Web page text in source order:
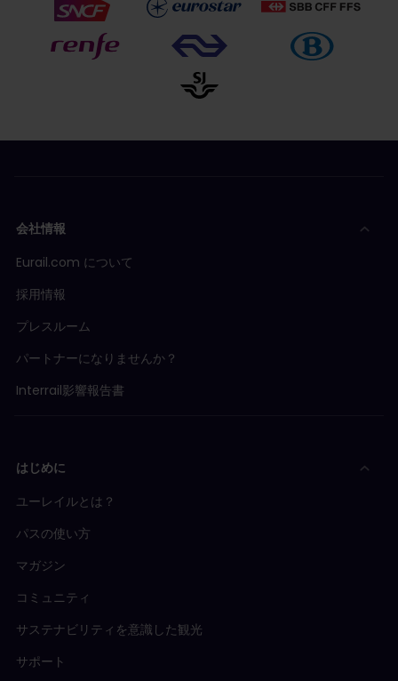
会社情報
Eurail.com について
採用情報
プレスルーム
パートナーになりませんか？
Interrail影響報告書
はじめに
ユーレイルとは？
パスの使い方
マガジン
コミュニティ
サステナビリティを意識した観光
サポート